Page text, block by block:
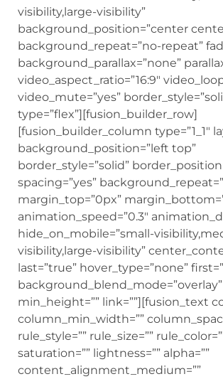
visibility,large-visibility”
background_position=”center
background_repeat=”no-repeat”
background_parallax=”none”
video_aspect_ratio=”16:9″
video_mute=”yes”
type=”flex”][fusion_builder_row]
[fusion_builder_column type=”1_1″
background_position=”left top”
border_style=”solid”
spacing=”yes”
margin_top=”0px”
animation_speed=”0.3″
hide_on_mobile=”small-
visibility,large-visibility”
last=”true” hover_type=”none”
background_blend_mode=”overlay”
min_height=”” link=””][fusion_text
column_min_width=””
rule_style=”” rule_size=””
saturation=”” lightness=”” alpha=””
content_alignment_medium=””